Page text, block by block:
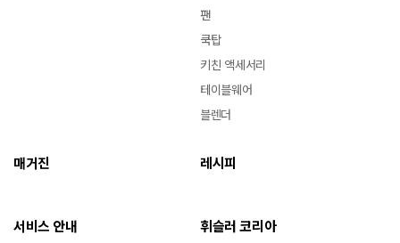
팬
쿡탑
키친 액세서리
테이블웨어
블렌더
매거진 레시피
서비스 안내 휘슬러 코리아